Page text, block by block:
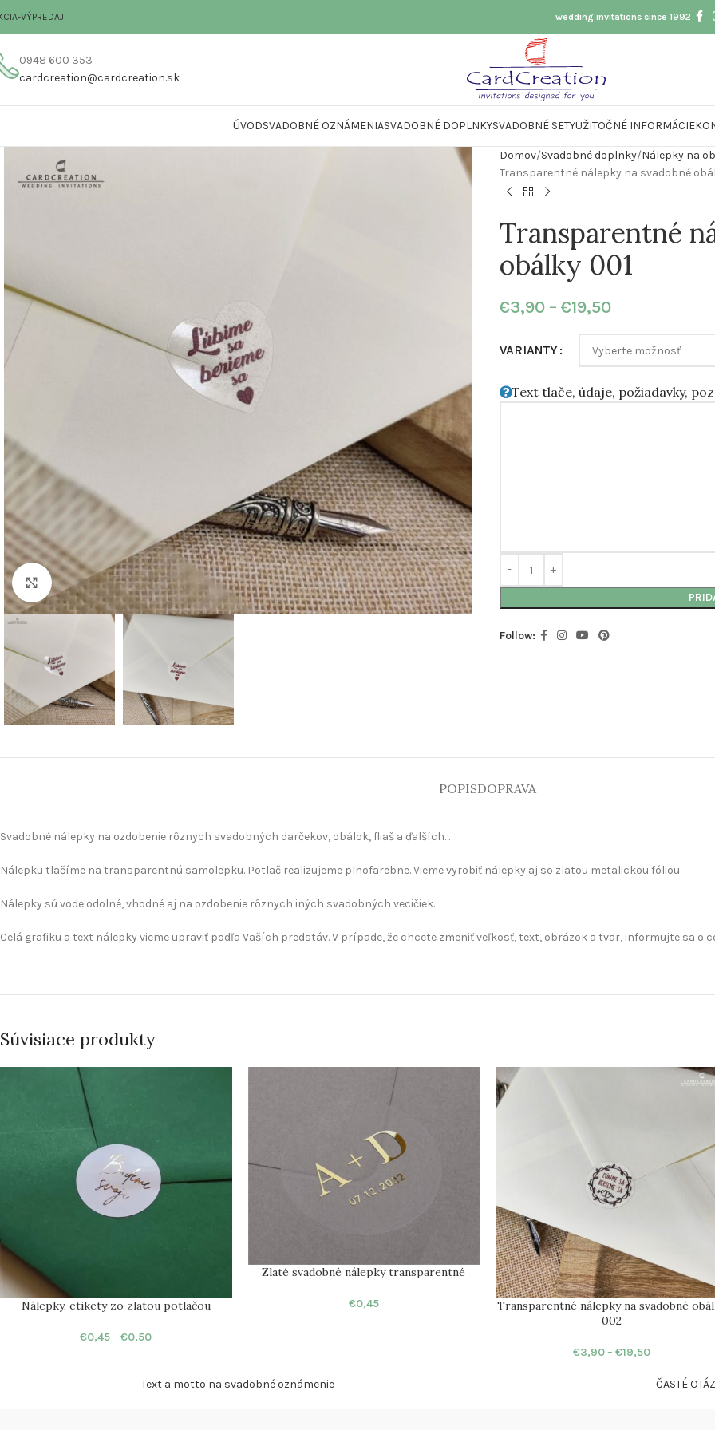
VÝPREDAJ wedding invitations since 1992
0948 600 353
cardcreation@cardcreation.sk
ÚVODSVADOBNÉ OZNÁMENIASVADOBNÉ DOPLNKYSVADOBNÉ SETYUŽITOČNÉ INFORMÁCIE
Klikni pre zväčšenie
Domov Svadobné doplnky Nálepky na
Transparentné nálepky na svadobné
Transparentné
obálky 001
€3,90 – €19,50
VARIANTY
Text tlače, údaje, požiadavky,
Follow:
POPISDOPRAVA
Svadobné nálepky na ozdobenie rôznych svadobných darčekov, obálok, fliaš a ďalších…
Nálepku tlačíme na transparentnú samolepku. Potlač realizujeme plnofarebne. Vieme vyrobiť nálepky aj so zlatou metalickou fóliou.
Nálepky sú vode odolné, vhodné aj na ozdobenie rôznych iných svadobných vecičiek.
Celá grafiku a text nálepky vieme upraviť podľa Vaších predstáv. V prípade, že chcete zmeniť veľkosť, text, obrázok a tvar, informujte sa o
Súvisiace produkty
Nálepky, etikety zo zlatou potlačou
€0,45– €0,50
Zlaté svadobné nálepky transparentné
€0,45
Transparentné nálepky na svadobné
002
€3,90– €19,50
Text a motto na svadobné oznámenie ČASTÉ